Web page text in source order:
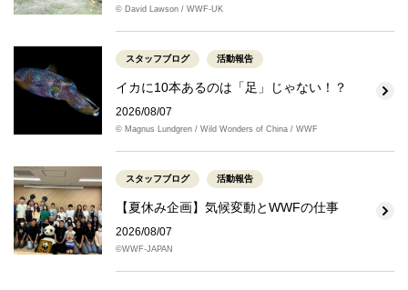
© David Lawson / WWF-UK
スタッフブログ 活動報告
イカに10本あるのは「足」じゃない！？
2026/08/07
© Magnus Lundgren / Wild Wonders of China / WWF
スタッフブログ 活動報告
【夏休み企画】気候変動とWWFの仕事
2026/08/07
©WWF-JAPAN